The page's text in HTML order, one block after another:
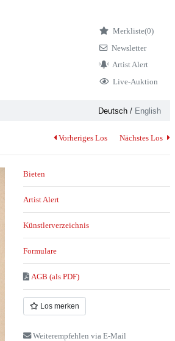
Merkliste(0)
Newsletter
Artist Alert
Live-Auktion
Deutsch/ English
Vorheriges Los Nächstes Los
Bieten
Artist Alert
Künstlerverzeichnis
Formulare
AGB (als PDF)
Los merken
Weiterempfehlen via E-Mail